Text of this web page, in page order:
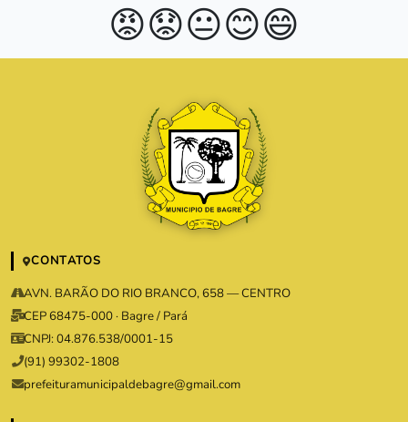
😡😟😐😊😄
CONTATOS
AVN. BARÃO DO RIO BRANCO, 658 — CENTRO
CEP 68475-000 · Bagre / Pará
CNPJ: 04.876.538/0001-15
(91) 99302-1808
prefeituramunicipaldebagre@gmail.com